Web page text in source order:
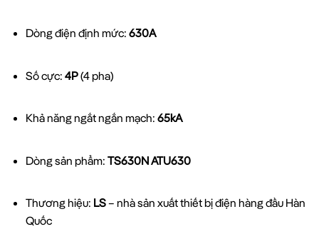
Dòng điện định mức: 630A
Số cực: 4P(4 pha)
Khả năng ngắt ngắn mạch: 65kA
Dòng sản phẩm: TS630N ATU630
Thương hiệu: LS– nhà sản xuất thiết bị điện hàng đầu Hàn
Quốc